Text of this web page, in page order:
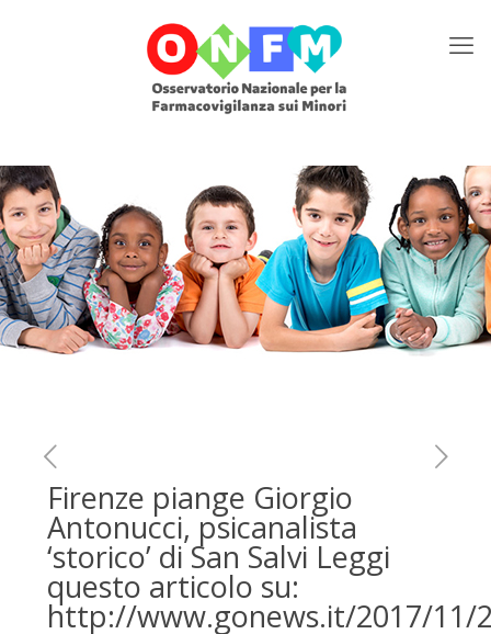
Firenze piange Giorgio
Antonucci, psicanalista
‘storico’ di San Salvi Leggi
questo articolo su:
http://www.gonews.it/2017/11/